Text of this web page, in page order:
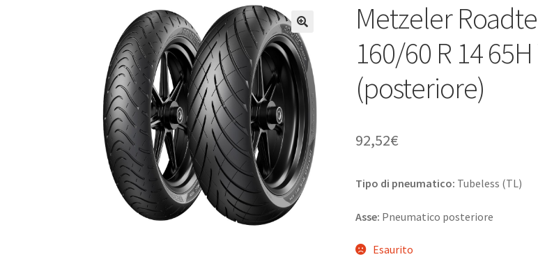
Metzeler
160/60 R 14
(posteriore)
92,52€
Tipo di pneumatico: Tubeless (TL)
Asse: Pneumatico posteriore
Esaurito